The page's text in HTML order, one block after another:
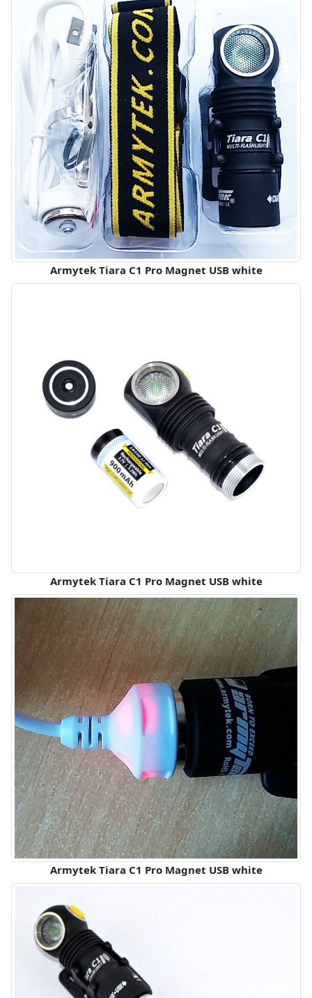
Armytek Tiara C1 Pro Magnet USB white
Armytek Tiara C1 Pro Magnet USB white
Armytek Tiara C1 Pro Magnet USB white